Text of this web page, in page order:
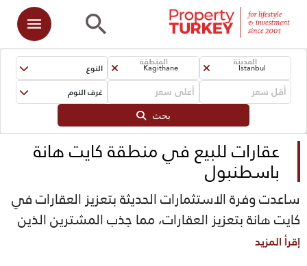
المدينة
Istanbul المنطقة
Kagithane
النوع
غرف النوم
بحث
عقارات للبيع في منطقة كايت هانة
باسطنبول
ساعدت وفرة الاستثمارات الحديثة بتعزيز العقارات في
كايت هانة بتعزيز العقارات، مما جذب المشترين الذين
يسعون للاستفادة من منازل الاستثمار في كايت
إقرأ المزيد